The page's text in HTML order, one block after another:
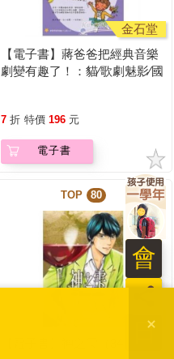
金石堂
【電子書】蔣爸爸把經典音樂
劇變有趣了！：貓∕歌劇魅影∕國
7 折 特價 196 元
電子書
TOP 80
金石堂
日
員
會